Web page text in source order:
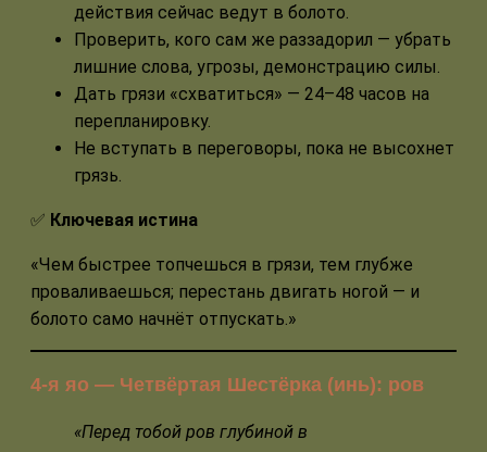
действия сейчас ведут в болото.
Проверить, кого сам же раззадорил — убрать
лишние слова, угрозы, демонстрацию силы.
Дать грязи «схватиться» — 24–48 часов на
перепланировку.
Не вступать в переговоры, пока не высохнет
грязь.
✅ Ключевая истина
«Чем быстрее топчешься в грязи, тем глубже
проваливаешься; перестань двигать ногой — и
болото само начнёт отпускать.»
4-я яо — Четвёртая Шестёрка (инь): ров
«Перед тобой ров глубиной в